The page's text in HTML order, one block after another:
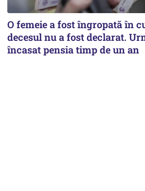
O femeie a fost îngropată în
decesul nu a fost declarat.
încasat pensia timp de un an